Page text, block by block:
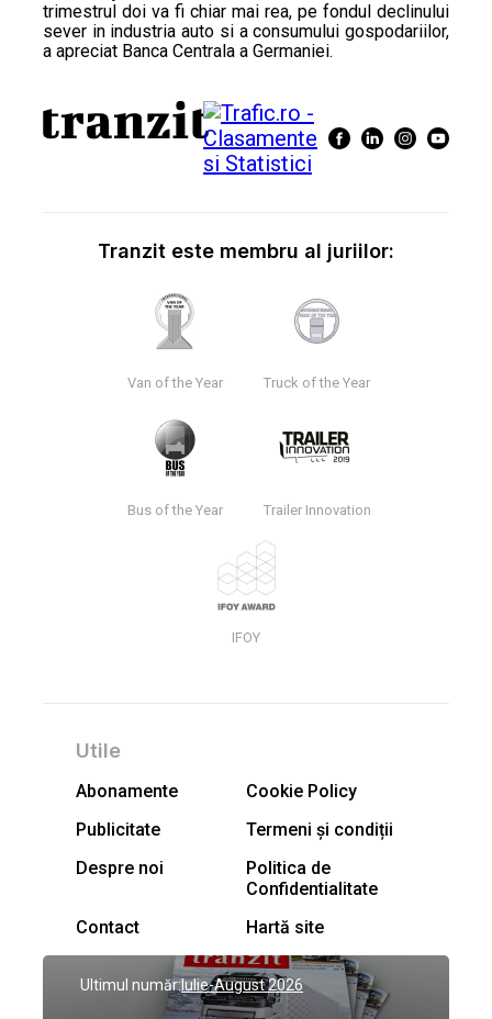
trimestrul doi va fi chiar mai rea, pe fondul declinului
sever in industria auto si a consumului gospodariilor,
a apreciat Banca Centrala a Germaniei.
Tranzit este membru al juriilor:
Van of the Year Truck of the Year
Bus of the Year Trailer Innovation
IFOY
Utile
Abonamente
Cookie Policy
Publicitate
Termeni și condiții
Despre noi
Politica de
Confidentialitate
Contact
Hartă site
Ultimul număr:Iulie-August 2026